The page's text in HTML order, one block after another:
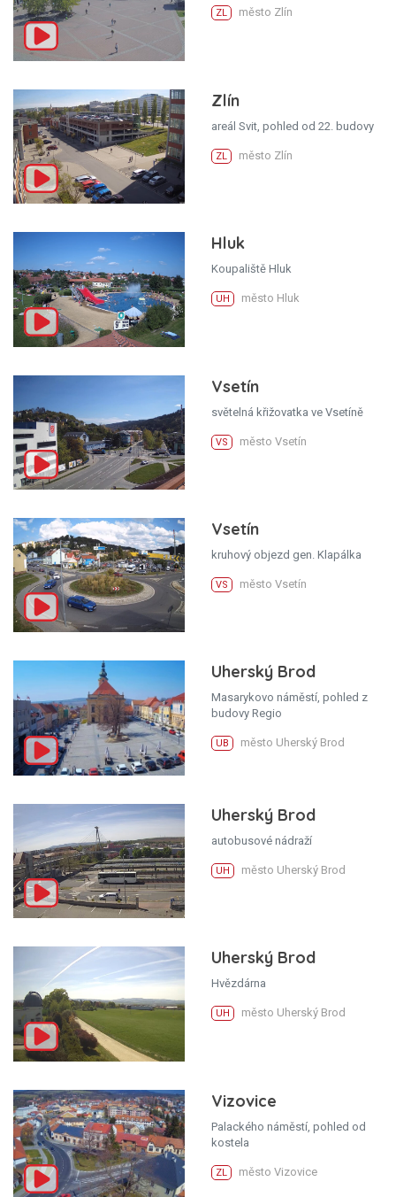
ZL město Zlín
Zlín
areál Svit, pohled od 22. budovy
ZL město Zlín
Hluk
Koupaliště Hluk
UH město Hluk
Vsetín
světelná křižovatka ve Vsetíně
VS město Vsetín
Vsetín
kruhový objezd gen. Klapálka
VS město Vsetín
Uherský Brod
Masarykovo náměstí, pohled z
budovy Regio
UB město Uherský Brod
Uherský Brod
autobusové nádraží
UH město Uherský Brod
Uherský Brod
Hvězdárna
UH město Uherský Brod
Vizovice
Palackého náměstí, pohled od
kostela
ZL město Vizovice